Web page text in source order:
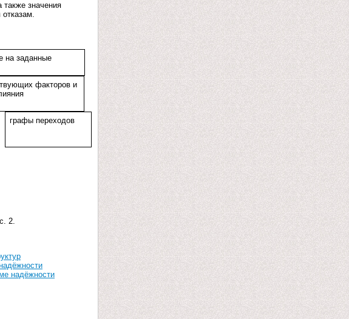
также значения
на заданные
факторов и
графы переходов
2.
надёжности